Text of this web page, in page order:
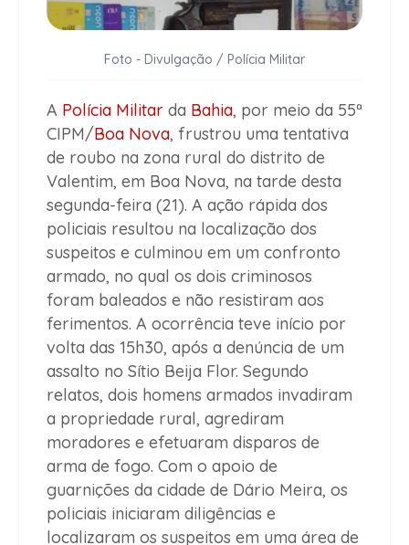
Foto - Divulgação / Polícia Militar
A Polícia Militar da Bahia, por meio da 55ª
CIPM/Boa Nova, frustrou uma tentativa
de roubo na zona rural do distrito de
Valentim, em Boa Nova, na tarde desta
segunda-feira (21). A ação rápida dos
policiais resultou na localização dos
suspeitos e culminou em um confronto
armado, no qual os dois criminosos
foram baleados e não resistiram aos
ferimentos. A ocorrência teve início por
volta das 15h30, após a denúncia de um
assalto no Sítio Beija Flor. Segundo
relatos, dois homens armados invadiram
a propriedade rural, agrediram
moradores e efetuaram disparos de
arma de fogo. Com o apoio de
guarnições da cidade de Dário Meira, os
policiais iniciaram diligências e
localizaram os suspeitos em uma área de